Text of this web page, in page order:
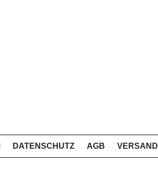
DATENSCHUTZ AGB VERSAND